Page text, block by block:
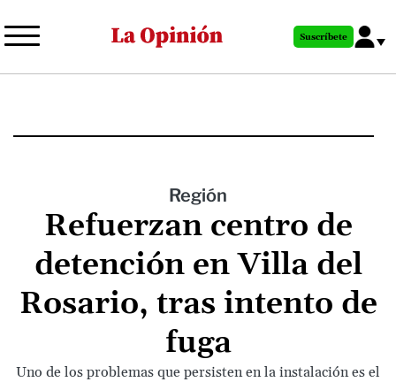
al
principal
Suscríbete
Región
Refuerzan centro de
detención en Villa del
Rosario, tras intento de
fuga
Uno de los problemas que persisten en la instalación es el